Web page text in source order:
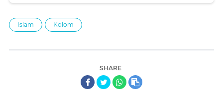
Islam Kolom
SHARE